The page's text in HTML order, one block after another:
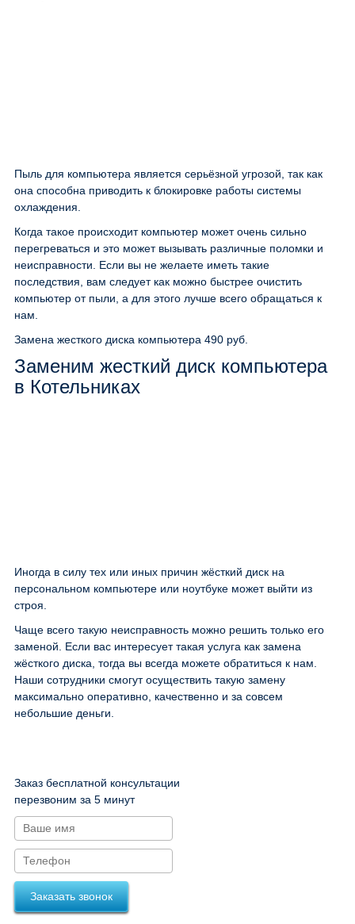
Пыль для компьютера является серьёзной угрозой, так как
она способна приводить к блокировке работы системы
охлаждения.
Когда такое происходит компьютер может очень сильно
перегреваться и это может вызывать различные поломки и
неисправности. Если вы не желаете иметь такие
последствия, вам следует как можно быстрее очистить
компьютер от пыли, а для этого лучше всего обращаться к
нам.
Замена жесткого диска компьютера 490 руб.
Заменим жесткий диск компьютера
в Котельниках
Иногда в силу тех или иных причин жёсткий диск на
персональном компьютере или ноутбуке может выйти из
строя.
Чаще всего такую неисправность можно решить только его
заменой. Если вас интересует такая услуга как замена
жёсткого диска, тогда вы всегда можете обратиться к нам.
Наши сотрудники смогут осуществить такую замену
максимально оперативно, качественно и за совсем
небольшие деньги.
Заказ бесплатной консультации
перезвоним за 5 минут
Заказать звонок